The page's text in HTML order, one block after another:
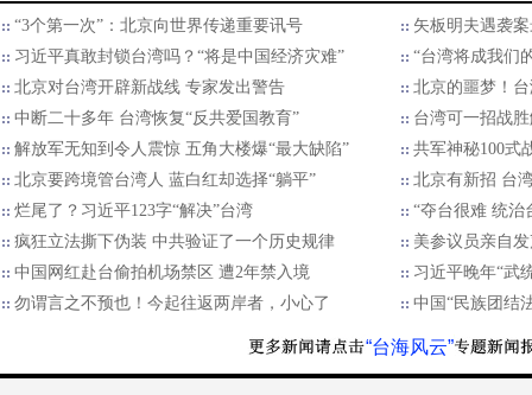
“3个第一次”：北京向世界传递重要讯号
矢板明夫遇袭
习近平真敢封锁台湾吗？“将是中国经济灾难”
“台湾将成我们
北京对台湾开辟新战线 专家发出警告
北京的噩梦！
中断二十多年 台湾恢复“反共爱国教育”
台湾可一招战
解放军无知到令人震惊 五角大楼爆“最大缺陷”
共军神秘100式
北京要跨境管台湾人 蓝白红却选择“躺平”
北京有新招 台
烂尾了？习近平123字“解决”台湾
“夺台很难 统治
疯狂立法撕下伪装 中共验证了一个历史规律
美参议员亲自
中国网红赴台偷拍机场禁区 遭2年禁入境
习近平晚年“武
勿谓言之不预也！今起往返两岸者，小心了
中国“民族团结
“台海风云”